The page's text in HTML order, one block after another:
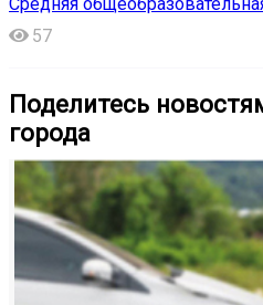
57
Поделитесь
города